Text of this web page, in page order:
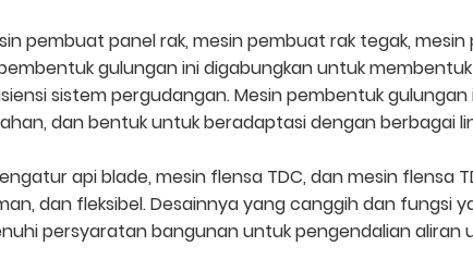
pembuat panel rak, mesin pembuat rak tegak,
gulungan ini digabungkan untuk
sistem pergudangan. Mesin pembentuk
dan bentuk untuk beradaptasi dengan berbagai
api blade, mesin flensa TDC, dan mesin flensa
dan fleksibel. Desainnya yang canggih dan fungsi
persyaratan bangunan untuk pengendalian aliran